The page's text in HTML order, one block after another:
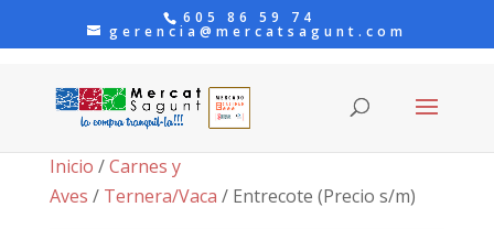
605 86 59 74
gerencia@mercatsagunt.com
Inicio /Carnes y
Aves / Ternera/Vaca / Entrecote (Precio s/m)